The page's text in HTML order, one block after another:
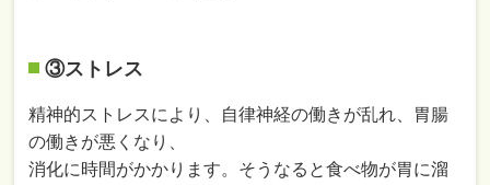
③ストレス
精神的ストレスにより、自律神経の働きが乱れ、胃腸
の働きが悪くなり、
消化に時間がかかります。そうなると食べ物が胃に溜